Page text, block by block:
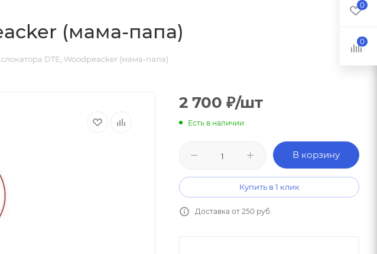
(мама-папа)
DTE, Woodpeacker (мама-папа)
2 700 ₽/шт
Есть в наличии
В корзину
Купить в 1 клик
Доставка от 250 руб.
0
0